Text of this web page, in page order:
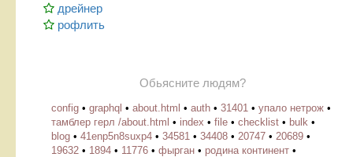
дрейнер
рофлить
Обьясните людям?
config • graphql • about.html • auth • 31401 • упало нетрож •
тамблер герл /about.html • index • file • checklist • bulk •
blog • 41enp5n8suxp4 • 34581 • 34408 • 20747 • 20689 •
19632 • 1894 • 11776 • фырган • родина континент •